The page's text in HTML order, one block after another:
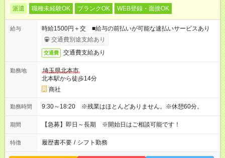
派遣 職種未経験OK ブランクOK WEB登録・面接OK
給与
時給1500円＋交 ■給与の前払いが可能な速払いサービスあり
交通費別途支給あり
交通費 交通費支給あり
勤務地
埼玉県北本市
北本駅から徒歩14分
商社
勤務時間 9:30～18:20 ※残業はほとんどありません。※休憩60分。
期間 【急募】即日～長期 ※開始日はご相談可能です！
特徴 履歴書不要 / シフト勤務